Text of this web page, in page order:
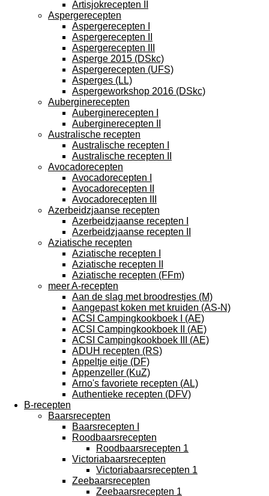
Artisjokrecepten II
Aspergerecepten
Aspergerecepten I
Aspergerecepten II
Aspergerecepten III
Asperge 2015 (DSkc)
Aspergerecepten (UFS)
Asperges (LL)
Aspergeworkshop 2016 (DSkc)
Auberginerecepten
Auberginerecepten I
Auberginerecepten II
Australische recepten
Australische recepten I
Australische recepten II
Avocadorecepten
Avocadorecepten I
Avocadorecepten II
Avocadorecepten III
Azerbeidzjaanse recepten
Azerbeidzjaanse recepten I
Azerbeidzjaanse recepten II
Aziatische recepten
Aziatische recepten I
Aziatische recepten II
Aziatische recepten (FFm)
meer A-recepten
Aan de slag met broodrestjes (M)
Aangepast koken met kruiden (AS-N)
ACSI Campingkookboek I (AE)
ACSI Campingkookboek II (AE)
ACSI Campingkookboek III (AE)
ADUH recepten (RS)
Appeltje eitje (DF)
Appenzeller (KuZ)
Arno's favoriete recepten (AL)
Authentieke recepten (DFV)
B-recepten
Baarsrecepten
Baarsrecepten I
Roodbaarsrecepten
Roodbaarsrecepten 1
Victoriabaarsrecepten
Victoriabaarsrecepten 1
Zeebaarsrecepten
Zeebaarsrecepten 1